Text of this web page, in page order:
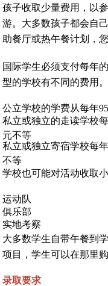
孩子收取少量费用，以
游。大多数孩子都会自
助餐厅或热午餐计划，
国际学生必须支付每年
型的学校有不同的费用
公立学校的学费从每年
私立或独立的走读学校
元不等
私立或独立寄宿学校每
不等
学校也可能对活动收取
运动队
俱乐部
实地考察
大多数学生自带午餐到
项目，学生可以在那里购
录取要求